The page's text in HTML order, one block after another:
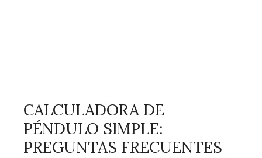
CALCULADORA DE
PÉNDULO SIMPLE:
PREGUNTAS FRECUENTES